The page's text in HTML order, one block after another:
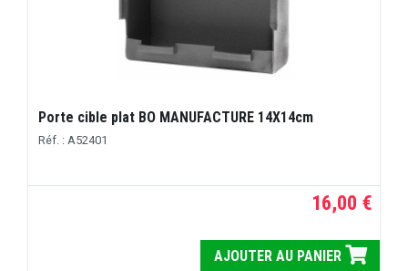
Porte cible plat BO MANUFACTURE 14X14cm
Réf. : A52401
16,00 €
AJOUTER AU PANIER